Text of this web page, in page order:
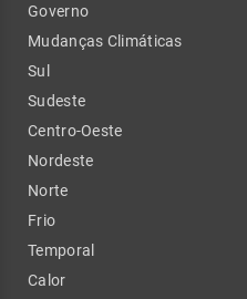
Governo
Mudanças Climáticas
Sul
Sudeste
Centro-Oeste
Nordeste
Norte
Frio
Temporal
Calor